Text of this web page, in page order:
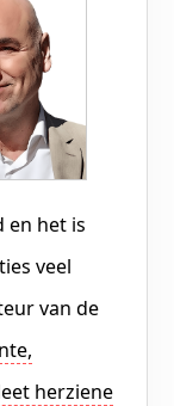
en het is
veel
van de
herziene